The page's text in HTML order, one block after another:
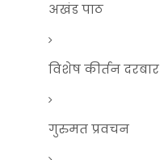
अखंड पाठ
विशेष कीर्तन दरबार
गुरुमत प्रवचन